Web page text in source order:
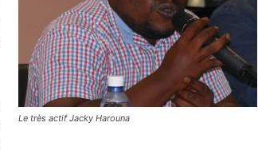
Le très actif Jacky Harouna